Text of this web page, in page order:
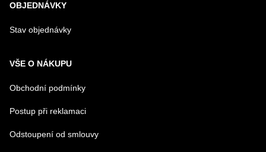
OBJEDNÁVKY
Stav objednávky
VŠE O NÁKUPU
Obchodní podmínky
Postup při reklamaci
Odstoupení od smlouvy